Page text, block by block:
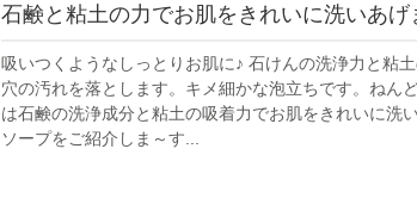
石鹸と粘土の力でお肌をきれいに洗いあげ
吸いつくようなしっとりお肌に♪ 石けんの洗浄力と粘
穴の汚れを落とします。キメ細かな泡立ちです。ねん
は石鹸の洗浄成分と粘土の吸着力でお肌をきれいに洗
ソープをご紹介しま～す...